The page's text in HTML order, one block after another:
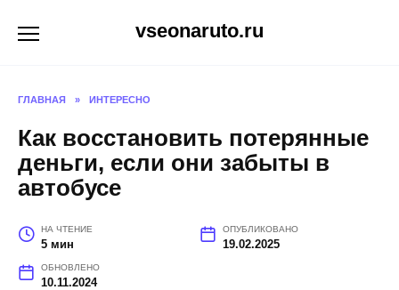
vseonaruto.ru
ГЛАВНАЯ » ИНТЕРЕСНО
Как восстановить потерянные
деньги, если они забыты в
автобусе
НА ЧТЕНИЕ
5 мин
ОПУБЛИКОВАНО
19.02.2025
ОБНОВЛЕНО
10.11.2024